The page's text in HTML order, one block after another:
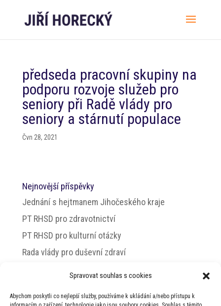
Spravovat souhlas s cookies
Abychom poskytli co nejlepší služby, používáme k ukládání a/nebo přístupu k
předseda pracovní skupiny na
podporu rozvoje služeb pro
seniory při Radě vlády pro
seniory a stárnutí populace
Čvn 28, 2021
Nejnovější příspěvky
Jednání s hejtmanem Jihočeského kraje
PT RHSD pro zdravotnictví
PT RHSD pro kulturní otázky
Rada vlády pro duševní zdraví
© 2026 Jiří Horecký – Osobní stránky Jiřího